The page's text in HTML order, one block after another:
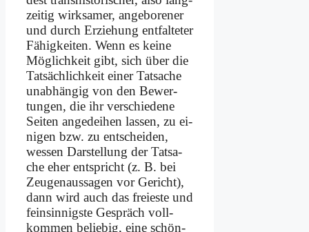
zei­tig wirk­sa­mer, an­ge­bo­re­ner
und durch Er­zie­hung ent­fal­te­ter
Fä­hig­kei­ten. Wenn es kei­ne
Mög­lich­keit gibt, sich über die
Tat­säch­lich­keit ei­ner Tat­sa­che
un­ab­hän­gig von den Be­wer­
tun­gen, die ihr ver­schie­de­ne
Sei­ten an­ge­dei­hen las­sen, zu ei­
ni­gen bzw. zu ent­schei­den,
wes­sen Dar­stel­lung der Tat­sa­
che eher ent­spricht (z. B. bei
Zeu­gen­aus­sa­gen vor Ge­richt),
dann wird auch das freie­ste und
fein­sin­nig­ste Ge­spräch voll­
kom­men be­lie­big, ei­ne schön­